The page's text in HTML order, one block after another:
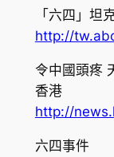
「六四」坦
http://
令中國頭疼
香港
http://
六四事件